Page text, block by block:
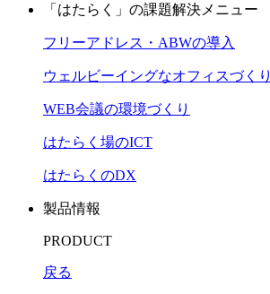
「はたらく」の課題解決メニュー
フリーアドレス・ABWの導入
ウェルビーイングなオフィスづくり
WEB会議の環境づくり
はたらく場のICT
はたらくのDX
製品情報
PRODUCT
戻る